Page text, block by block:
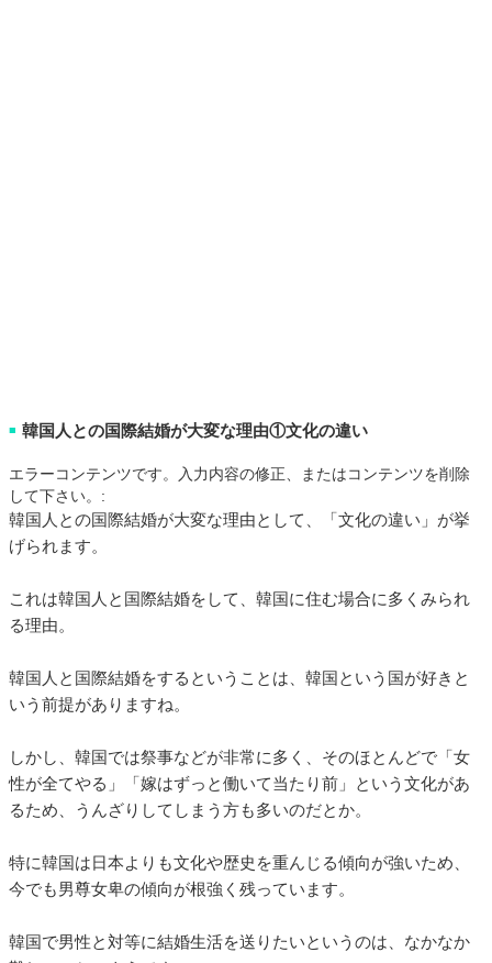
■ 韓国人との国際結婚が大変な理由①文化の違い
エラーコンテンツです。入力内容の修正、またはコンテンツを削除
して下さい。:
韓国人との国際結婚が大変な理由として、「文化の違い」が挙
げられます。
これは韓国人と国際結婚をして、韓国に住む場合に多くみられ
る理由。
韓国人と国際結婚をするということは、韓国という国が好きと
いう前提がありますね。
しかし、韓国では祭事などが非常に多く、そのほとんどで「女
性が全てやる」「嫁はずっと働いて当たり前」という文化があ
るため、うんざりしてしまう方も多いのだとか。
特に韓国は日本よりも文化や歴史を重んじる傾向が強いため、
今でも男尊女卑の傾向が根強く残っています。
韓国で男性と対等に結婚生活を送りたいというのは、なかなか